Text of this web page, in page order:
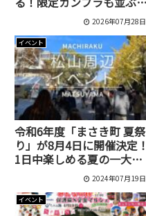
「THE GUNDAM BASE
POP-UP in EHIME」
2026年07月28日
イベント
令和6年度「まさき町 夏祭
り」が8月4日に開催決定！
1日中楽しめる夏の一大イ
ベントです[伊予郡松前町]
2024年07月19日
イベント